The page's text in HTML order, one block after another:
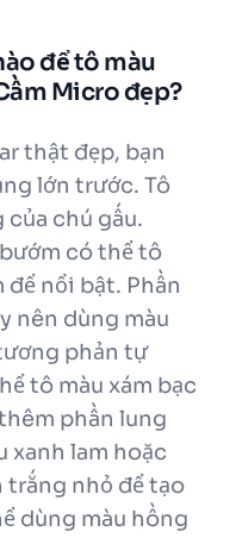
để tô màu
Micro đẹp?
thật đẹp, bạn
lớn trước. Tô
của chú gấu.
có thể tô
để nổi bật. Phần
nên dùng màu
phản tự
tô màu xám bạc
phần lung
xanh lam hoặc
trắng nhỏ để tạo
dùng màu hồng